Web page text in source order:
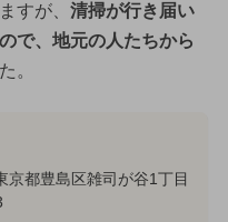
すが、 清掃が行き届い
で、地元の人たちから
。
京都豊島区雑司が谷1丁目